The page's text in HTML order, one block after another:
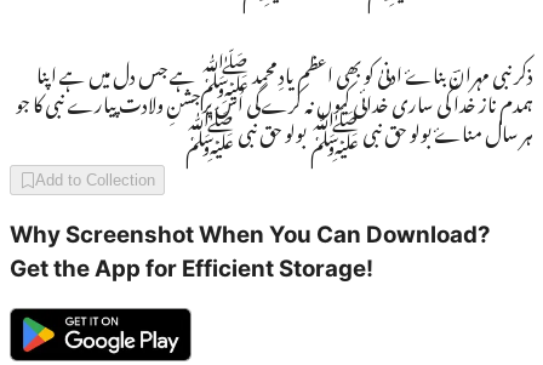
ذکر نبی مہرانؔ بناۓ ادنیٰ کو بھی اعظم یادِ محمد ﷺ ہے جس دل میں ہے اپنا
ہمدم ناز خدا کی ساری خدائی کیوں نہ کرےگی اُس پر جشنِ ولادت پیارے نبی کا جو
ہر سال مناۓ بولو حق نبی ﷺ بولو حق نبی ﷺ
Add to Collection
Why Screenshot When You Can Download?
Get the App for Efficient Storage!